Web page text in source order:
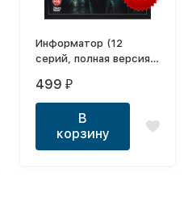
Информатор (12
серий, полная версия)
499 ₽
В
корзину